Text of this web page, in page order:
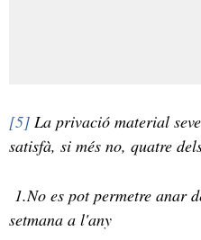
[5] La privació material
satisfà, si més no, quatre
1.No es pot permetre anar
setmana a l'any